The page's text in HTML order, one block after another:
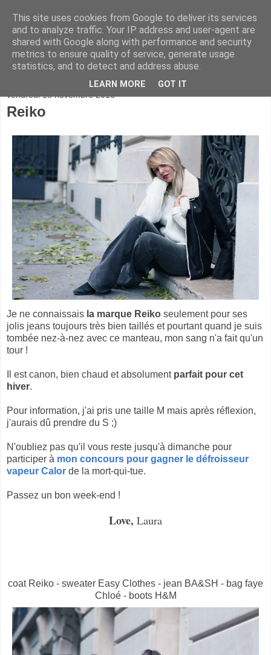
vendredi 18 novembre 2016
Reiko
Je ne connaissais la marque Reiko seulement pour ses
jolis jeans toujours très bien taillés et pourtant quand je suis
tombée nez-à-nez avec ce manteau, mon sang n'a fait qu'un
tour !
Il est canon, bien chaud et absolument parfait pour cet
hiver.
Pour information, j'ai pris une taille M mais après réflexion,
j'aurais dû prendre du S ;)
N'oubliez pas qu'il vous reste jusqu'à dimanche pour
participer à mon concours pour gagner le défroisseur
vapeur Calor de la mort-qui-tue.
Passez un bon week-end !
Love, Laura
coat Reiko - sweater Easy Clothes - jean BA&SH - bag faye
Chloé - boots H&M
This site uses cookies from Google to deliver its services
and to analyze traffic. Your IP address and user-agent are
shared with Google along with performance and security
metrics to ensure quality of service, generate usage
statistics, and to detect and address abuse.
LEARN MORE GOT IT